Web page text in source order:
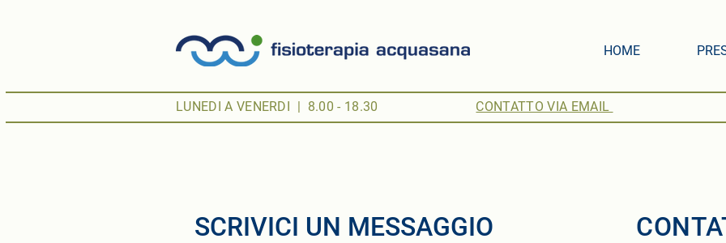
HOME
LUNEDI A VENERDI | 8.00 - 18.30 CONTATTO VIA EMAIL
SCRIVICI UN MESSAGGIO